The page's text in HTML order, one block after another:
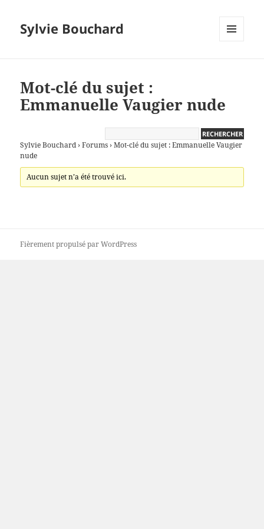
Sylvie Bouchard
Mot-clé du sujet :
Emmanuelle Vaugier nude
Sylvie Bouchard › Forums › Mot-clé du sujet : Emmanuelle Vaugier
nude
Aucun sujet n’a été trouvé ici.
Fièrement propulsé par WordPress